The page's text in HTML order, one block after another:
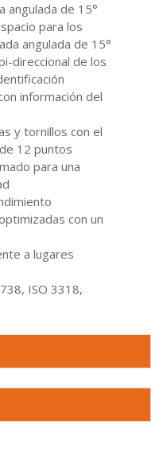
angulada de 15°
para los
angulada de 15°
direccional de los
información del
y tornillos con el
12 puntos
para una
con un
a lugares
ISO 3318,